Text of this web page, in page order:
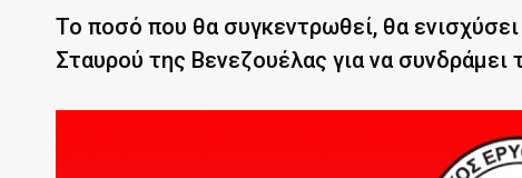
Το ποσό που θα συγκεντρωθεί, θα
Σταυρού της Βενεζουέλας για να